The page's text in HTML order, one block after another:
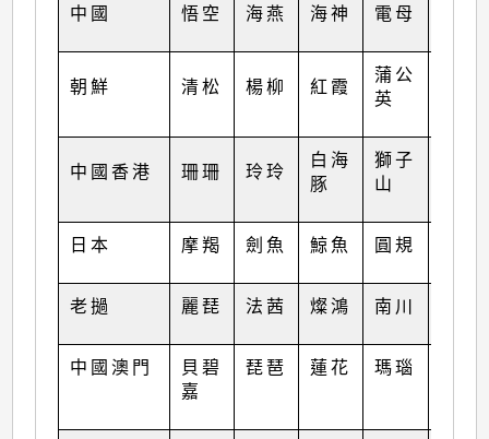
中國 悟空 海燕 海神 電母
朝鮮 清松 楊柳 紅霞
蒲公
英
中國香港 珊珊 玲玲
白海
豚
獅子
山
日本 摩羯 劍魚 鯨魚 圓規
老撾 麗琵 法茜 燦鴻 南川
中國澳門
貝碧
嘉
琵琶 蓮花 瑪瑙